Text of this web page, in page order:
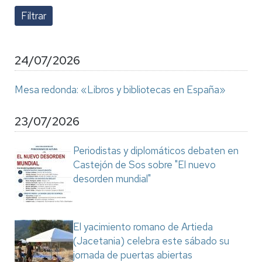
24/07/2026
Mesa redonda: «Libros y bibliotecas en España»
23/07/2026
Periodistas y diplomáticos debaten en
Castejón de Sos sobre "El nuevo
desorden mundial"
El yacimiento romano de Artieda
(Jacetania) celebra este sábado su
jornada de puertas abiertas